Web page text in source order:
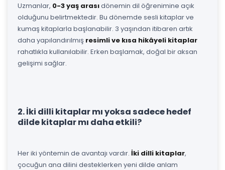
Uzmanlar, 0-3 yaş arasıdönemin dil öğrenimine açık
olduğunu belirtmektedir. Bu dönemde sesli kitaplar ve
kumaş kitaplarla başlanabilir. 3 yaşından itibaren artık
daha yapılandırılmış resimli ve kısa hikâyeli kitaplar
rahatlıkla kullanılabilir. Erken başlamak, doğal bir aksan
gelişimi sağlar.
2. İki dilli kitaplar mı yoksa sadece hedef
dilde kitaplar mı daha etkili?
Her iki yöntemin de avantajı vardır. İki dilli kitaplar,
çocuğun ana dilini desteklerken yeni dilde anlam